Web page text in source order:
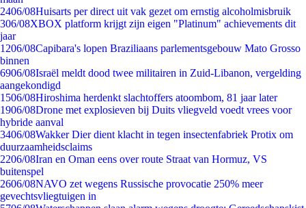
2406/08Huisarts per direct uit vak gezet om ernstig alcoholmisbruik
306/08XBOX platform krijgt zijn eigen "Platinum" achievements dit
jaar
1206/08Capibara's lopen Braziliaans parlementsgebouw Mato Grosso
binnen
6906/08Israël meldt dood twee militairen in Zuid-Libanon, vergelding
aangekondigd
1506/08Hiroshima herdenkt slachtoffers atoombom, 81 jaar later
1906/08Drone met explosieven bij Duits vliegveld voedt vrees voor
hybride aanval
3406/08Wakker Dier dient klacht in tegen insectenfabriek Protix om
duurzaamheidsclaims
2206/08Iran en Oman eens over route Straat van Hormuz, VS
buitenspel
2606/08NAVO zet wegens Russische provocatie 250% meer
gevechtsvliegtuigen in